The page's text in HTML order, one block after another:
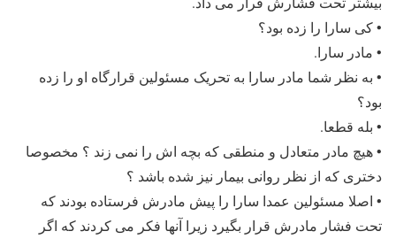
• کی سارا را زده بود؟
• مادر سارا.
• به نظر شما مادر سارا به تحریک مسئولین قرارگاه او را زده
بود؟
• بله قطعا.
• هیچ مادر متعادل و منطقی که بچه اش را نمی زند ؟ مخصوصا
دختری که از نظر روانی بیمار نیز شده باشد ؟
• اصلا مسئولین عمدا سارا را پیش مادرش فرستاده بودند که
تحت فشار مادرش قرار بگیرد زیرا آنها فکر می کردند که اگر